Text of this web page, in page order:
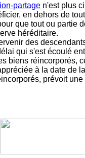
partage n'est plus
en dehors de
que tout ou partie
héréditaire.
des
qui s'est écoulé
biens réincorporés,
à la date de
prévoit